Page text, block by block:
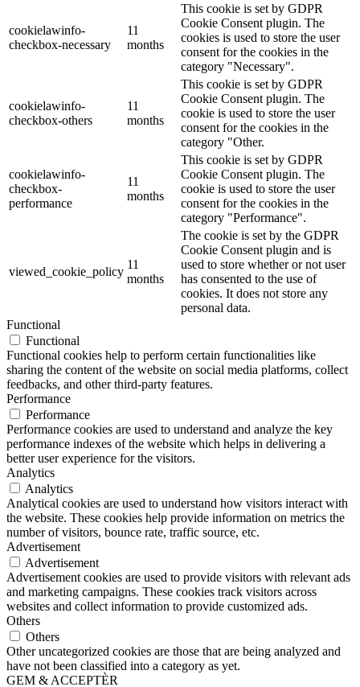
cookielawinfo-
checkbox-necessary
11
months
This cookie is set by GDPR
Cookie Consent plugin. The
cookies is used to store the user
consent for the cookies in the
category "Necessary".
cookielawinfo-
checkbox-others
11
months
This cookie is set by GDPR
Cookie Consent plugin. The
cookie is used to store the user
consent for the cookies in the
category "Other.
cookielawinfo-
checkbox-
performance
11
months
This cookie is set by GDPR
Cookie Consent plugin. The
cookie is used to store the user
consent for the cookies in the
category "Performance".
viewed_cookie_policy
11
months
The cookie is set by the GDPR
Cookie Consent plugin and is
used to store whether or not user
has consented to the use of
cookies. It does not store any
personal data.
Functional
Functional
Functional cookies help to perform certain functionalities like
sharing the content of the website on social media platforms, collect
feedbacks, and other third-party features.
Performance
Performance
Performance cookies are used to understand and analyze the key
performance indexes of the website which helps in delivering a
better user experience for the visitors.
Analytics
Analytics
Analytical cookies are used to understand how visitors interact with
the website. These cookies help provide information on metrics the
number of visitors, bounce rate, traffic source, etc.
Advertisement
Advertisement
Advertisement cookies are used to provide visitors with relevant ads
and marketing campaigns. These cookies track visitors across
websites and collect information to provide customized ads.
Others
Others
Other uncategorized cookies are those that are being analyzed and
have not been classified into a category as yet.
GEM & ACCEPTÈR